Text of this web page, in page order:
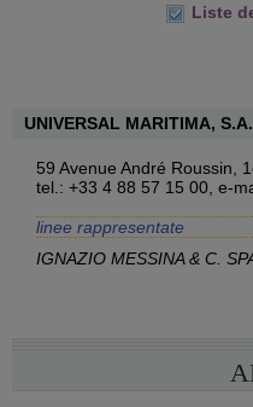
Liste
UNIVERSAL MARITIMA,
59 Avenue André Roussin,
tel.: +33 4 88 57 15 00, e-
linee rappresentate
IGNAZIO MESSINA & C.